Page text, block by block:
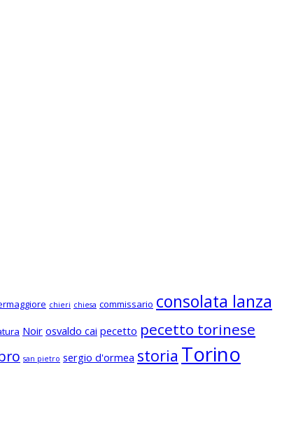
chieri chiesa commissario consolata lanza
Noir osvaldo cai pecetto pecetto torinese
san pietro sergio d'ormea storia Torino